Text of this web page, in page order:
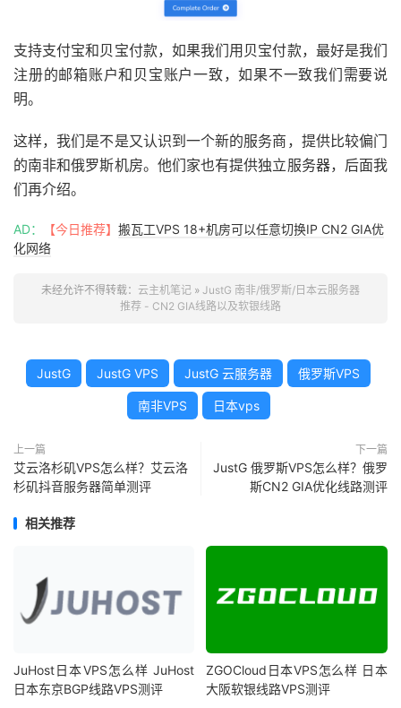
支持支付宝和贝宝付款，如果我们用贝宝付款，最好是我们
注册的邮箱账户和贝宝账户一致，如果不一致我们需要说
明。
这样，我们是不是又认识到一个新的服务商，提供比较偏门
的南非和俄罗斯机房。他们家也有提供独立服务器，后面我
们再介绍。
AD： 【今日推荐】 搬瓦工VPS 18+机房可以任意切换IP CN2 GIA优
化网络
未经允许不得转载： 云主机笔记 » JustG 南非/俄罗斯/日本云服务器
推荐 - CN2 GIA线路以及软银线路
JustG JustG VPS JustG 云服务器 俄罗斯VPS
南非VPS 日本vps
上一篇
艾云洛杉矶VPS怎么样？艾云洛
杉矶抖音服务器简单测评
下一篇
JustG 俄罗斯VPS怎么样？俄罗
斯CN2 GIA优化线路测评
相关推荐
JuHost日本VPS怎么样 JuHost
日本东京BGP线路VPS测评
ZGOCloud日本VPS怎么样 日本
大阪软银线路VPS测评